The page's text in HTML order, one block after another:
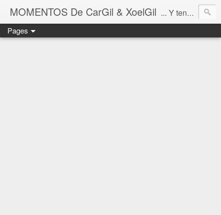
MOMENTOS De CarGil & XoelGil ... Y tengan cuidado ahí fuera, por favor.
Pages